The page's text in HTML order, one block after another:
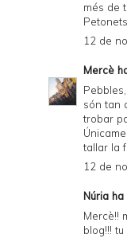
més de
Petonets,
12 de
Mercè
són tan
trobar
tallar la
12 de
Núria ha
Mercè!!
blog!!!